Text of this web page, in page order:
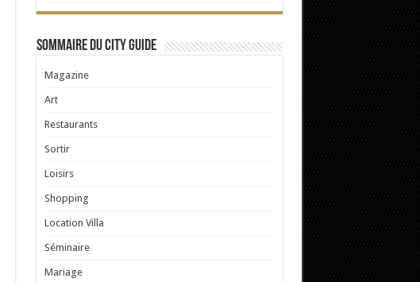
Sommaire du City Guide
Magazine
Art
Restaurants
Sortir
Loisirs
Shopping
Location Villa
Séminaire
Mariage